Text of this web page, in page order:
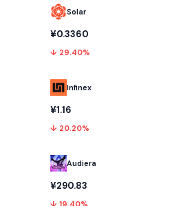
Solar
¥0.3360
↓ 29.40%
Infinex
¥1.16
↓ 20.20%
Audiera
¥290.83
↓ 19.40%